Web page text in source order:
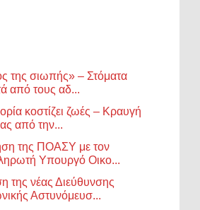
της σιωπής» – Στόματα
από τους αδ...
κοστίζει ζωές – Κραυγή
από την...
της ΠΟΑΣΥ με τον
Υπουργό Οικο...
της νέας Διεύθυνσης
Αστυνόμευσ...